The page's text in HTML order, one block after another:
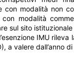
modalità non
modalità
sul sito istituzionale
IMU
a valere dall’anno
ma inclusi quelli
in base al
software